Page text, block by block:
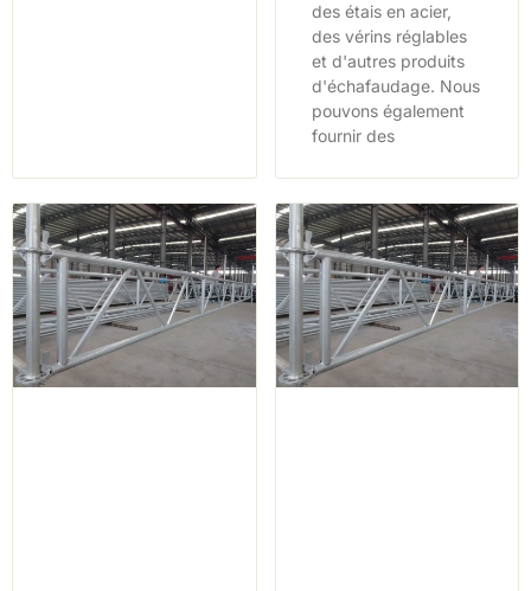
des étais en acier,
des vérins réglables
et d'autres produits
d'échafaudage. Nous
pouvons également
fournir des